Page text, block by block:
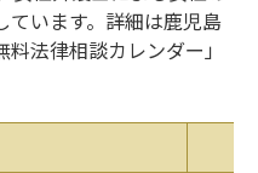
ています。詳細は鹿児島
法律相談カレンダー」